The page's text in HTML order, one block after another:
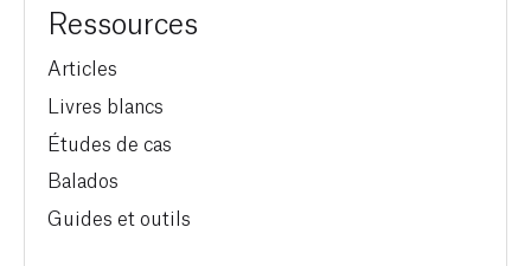
Ressources
Articles
Livres blancs
Études de cas
Balados
Guides et outils